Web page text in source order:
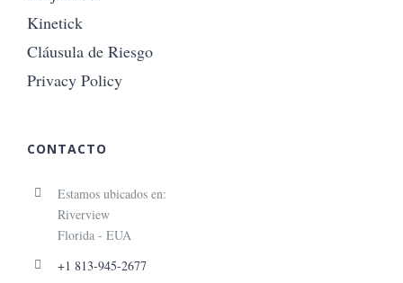
Kinetick
Cláusula de Riesgo
Privacy Policy
CONTACTO
Estamos ubicados en:
Riverview
Florida - EUA
+1 813-945-2677